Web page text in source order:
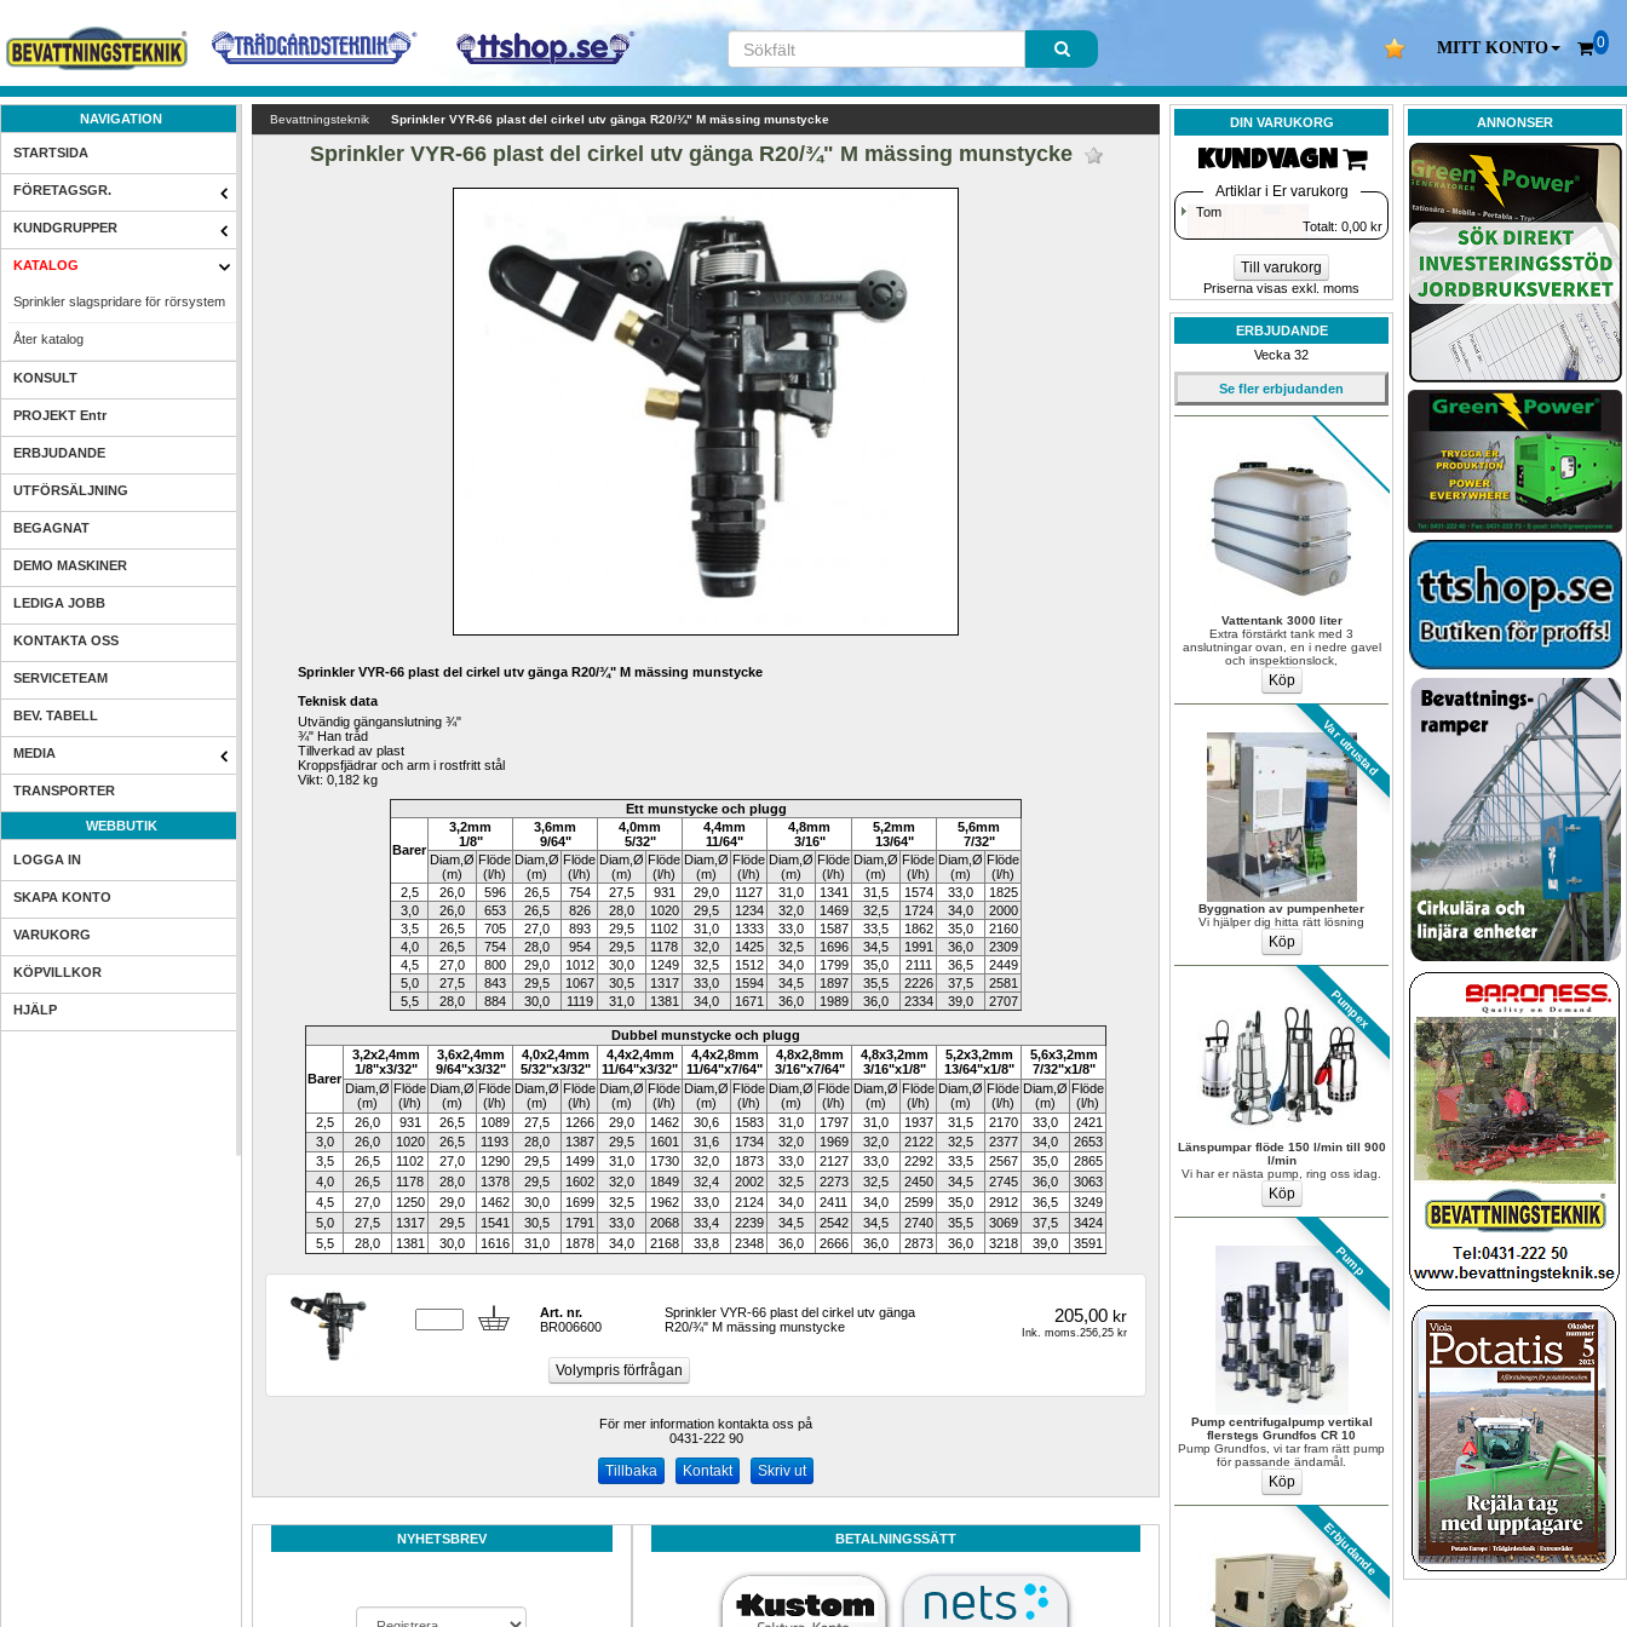
MITT KONTO 0
NAVIGATION
STARTSIDA
FÖRETAGSGR.
KUNDGRUPPER
KATALOG
Sprinkler slagspridare för rörsystem
Åter katalog
KONSULT
PROJEKT Entr
ERBJUDANDE
UTFÖRSÄLJNING
BEGAGNAT
DEMO MASKINER
LEDIGA JOBB
KONTAKTA OSS
SERVICETEAM
BEV. TABELL
MEDIA
TRANSPORTER
WEBBUTIK
LOGGA IN
SKAPA KONTO
VARUKORG
KÖPVILLKOR
HJÄLP
ANNONSER
DIN VARUKORG
KUNDVAGN
Artiklar i Er varukorg
Tom
Totalt: 0,00 kr
Till varukorg
Priserna visas exkl. moms
ERBJUDANDE
Vecka 32
Se fler erbjudanden
Vattentank 3000 liter
Extra förstärkt tank med 3
anslutningar ovan, en i nedre gavel
och inspektionslock,
Var utrustad
Byggnation av pumpenheter
Vi hjälper dig hitta rätt lösning
Pumpex
Länspumpar flöde 150 l/min till 900
l/min
Vi har er nästa pump, ring oss idag.
Pump
Pump centrifugalpump vertikal
flerstegs Grundfos CR 10
Pump Grundfos, vi tar fram rätt pump
för passande ändamål.
Erbjudande
Bevattningsteknik Sprinkler VYR-66 plast del cirkel utv gänga R20/¾" M mässing munstycke
Sprinkler VYR-66 plast del cirkel utv gänga R20/¾" M mässing munstycke
Sprinkler VYR-66 plast del cirkel utv gänga R20/¾" M mässing munstycke
Teknisk data
Utvändig gänganslutning ¾"
¾" Han tråd
Tillverkad av plast
Kroppsfjädrar och arm i rostfritt stål
Vikt: 0,182 kg
Ett munstycke och plugg
Barer
3,2mm
1/8"
3,6mm
9/64"
4,0mm
5/32"
4,4mm
11/64"
4,8mm
3/16"
5,2mm
13/64"
5,6mm
7/32"
Diam,Ø
(m)
Flöde
(l/h)
Diam, Ø
(m)
Flöde
(l/h)
Diam, Ø
(m)
Flöde
(l/h)
Diam, Ø
(m)
Flöde
(l/h)
Diam, Ø
(m)
Flöde
(l/h)
Diam, Ø
(m)
Flöde
(l/h)
Diam, Ø
(m)
Flöde
(l/h)
2,5
26,0 596 26,5 754 27,5 931 29,0 1127 31,0 1341 31,5 1574 33,0
1825
3,0
26,0 653 26,5 826 28,0 1020 29,5 1234 32,0 1469 32,5 1724 34,0
2000
3,5
26,5 705 27,0 893 29,5 1102 31,0 1333 33,0 1587 33,5 1862 35,0
2160
4,0
26,5 754 28,0 954 29,5 1178 32,0 1425 32,5 1696 34,5 1991 36,0
2309
4,5
27,0 800 29,0 1012 30,0 1249 32,5 1512 34,0 1799 35,0 2111 36,5
2449
5,0
27,5 843 29,5 1067 30,5 1317 33,0 1594 34,5 1897 35,5 2226 37,5
2581
5,5
28,0 884 30,0 1119 31,0 1381 34,0 1671 36,0 1989 36,0 2334 39,0 2707
Dubbel munstycke och plugg
Barer
3,2x2,4mm
1/8"x3/32"
3,6x2,4mm
9/64"x3/32"
4,0x2,4mm
5/32"x3/32"
4,4x2,4mm
11/64"x3/32"
4,4x2,8mm
11/64"x7/64"
4,8x2,8mm
3/16"x7/64"
4,8x3,2mm
3/16"x1/8"
5,2x3,2mm
13/64"x1/8"
5,6x3,2mm
7/32"x1/8"
Diam,Ø
(m)
Flöde
(l/h)
Diam, Ø
(m)
Flöde
(l/h)
Diam, Ø
(m)
Flöde
(l/h)
Diam, Ø
(m)
Flöde
(l/h)
Diam, Ø
(m)
Flöde
(l/h)
Diam, Ø
(m)
Flöde
(l/h)
Diam, Ø
(m)
Flöde
(l/h)
Diam, Ø
(m)
Flöde
(l/h)
Diam, Ø
(m)
Flöde
(l/h)
2,5
26,0 931 26,5 1089 27,5 1266 29,0 1462 30,6 1583 31,0 1797 31,0 1937 31,5 2170 33,0
2421
3,0
26,0 1020 26,5 1193 28,0 1387 29,5 1601 31,6 1734 32,0 1969 32,0 2122 32,5 2377 34,0
2653
3,5
26,5 1102 27,0 1290 29,5 1499 31,0 1730 32,0 1873 33,0 2127 33,0 2292 33,5 2567 35,0
2865
4,0
26,5 1178 28,0 1378 29,5 1602 32,0 1849 32,4 2002 32,5 2273 32,5 2450 34,5 2745 36,0
3063
4,5
27,0 1250 29,0 1462 30,0 1699 32,5 1962 33,0 2124 34,0 2411 34,0 2599 35,0 2912 36,5
3249
5,0
27,5 1317 29,5 1541 30,5 1791 33,0 2068 33,4 2239 34,5 2542 34,5 2740 35,5 3069 37,5
3424
5,5
28,0 1381 30,0 1616 31,0 1878 34,0 2168 33,8 2348 36,0 2666 36,0 2873 36,0 3218 39,0 3591
Art. nr.
BR006600
Sprinkler VYR-66 plast del cirkel utv gänga
R20/¾" M mässing munstycke
205,00kr
Ink. moms.256,25 kr
För mer information kontakta oss på
0431-222 90
Kontakt Skriv ut
NYHETSBREV BETALNINGSSÄTT